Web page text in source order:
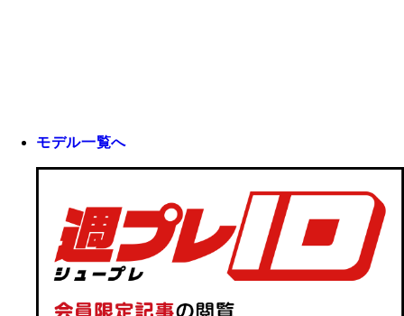
モデル一覧へ